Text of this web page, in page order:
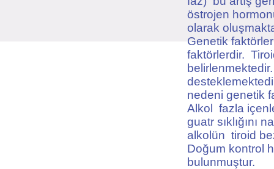
östrojen
olarak
Genetik
faktörlerdir.
nedeni genetik
Alkol fazla
guatr sıklığını
alkolün tiroid
Doğum kontrol
bulunmuştur.